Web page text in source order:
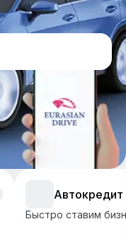
Автокредит
Быстро ставим